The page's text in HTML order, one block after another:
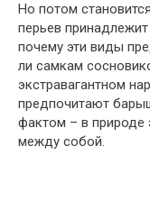
Но потом
перьев
почему эти виды
ли самкам
экстравагантном
предпочитают
фактом – в природе
между собой.